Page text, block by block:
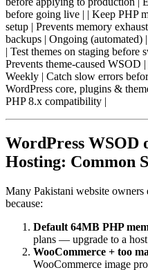
before going live | | Keep PHP
setup | Prevents memory
backups | Ongoing (automated)
| Test themes on staging before
Prevents theme-caused
Weekly | Catch slow errors
WordPress core, plugins &
PHP 8.x compatibility |
WordPress WSOD
Hosting: Common
Many Pakistani website
because:
Default 64MB PHP
plans — upgrade to a
WooCommerce + too
WooCommerce image